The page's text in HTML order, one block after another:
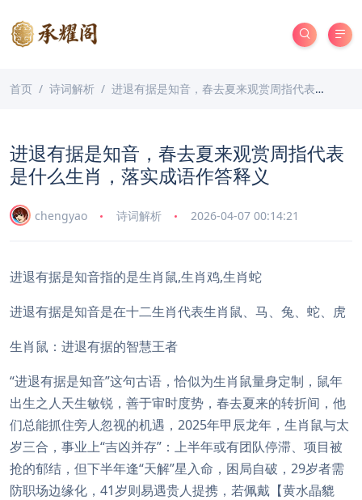
首页 诗词解析 进退有据是知音，春去夏来观赏周指代表是什么生肖，落实成语作答释义
进退有据是知音，春去夏来观赏周指代表
是什么生肖，落实成语作答释义
chengyao 诗词解析 2026-04-07 00:14:21
进退有据是知音指的是生肖鼠,生肖鸡,生肖蛇
进退有据是知音是在十二生肖代表生肖鼠、马、兔、蛇、虎
生肖鼠：进退有据的智慧王者
“进退有据是知音”这句古语，恰似为生肖鼠量身定制，鼠年
出生之人天生敏锐，善于审时度势，春去夏来的转折间，他
们总能抓住旁人忽视的机遇，2025年甲辰龙年，生肖鼠与太
岁三合，事业上“吉凶并存”：上半年或有团队停滞、项目被
抢的郁结，但下半年逢“天解”星入命，困局自破，29岁者需
防职场边缘化，41岁则易遇贵人提携，若佩戴【黄水晶貔